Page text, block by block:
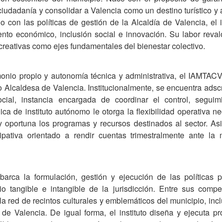
y consolidar a Valencia como un destino turístico y
con las políticas de gestión de la Alcaldía de Valencia, el
económico, inclusión social e innovación. Su labor
como ejes fundamentales del bienestar colectivo.
propio y autonomía técnica y administrativa, el
de Valencia. Institucionalmente, se encuentra
instancia encargada de coordinar el control,
de instituto autónomo le otorga la flexibilidad operativa
los programas y recursos destinados al sector.
orientado a rendir cuentas trimestralmente ante la
la formulación, gestión y ejecución de las políticas
tangible e intangible de la jurisdicción. Entre sus
red de recintos culturales y emblemáticos del municipio,
Valencia. De igual forma, el instituto diseña y ejecuta